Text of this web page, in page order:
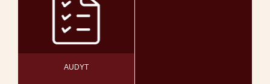
AUDYT